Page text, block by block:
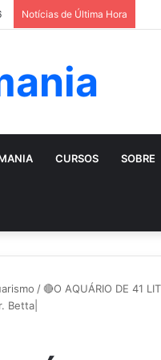
Notícias de Última Hora
CURSOS SOBRE
/🔴O AQUÁRIO DE 41
Betta|